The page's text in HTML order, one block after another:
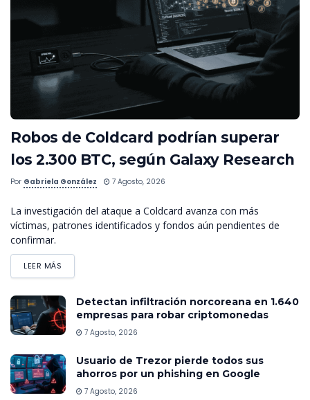
Robos de Coldcard podrían superar
los 2.300 BTC, según Galaxy Research
Por Gabriela González 7 Agosto, 2026
La investigación del ataque a Coldcard avanza con más
víctimas, patrones identificados y fondos aún pendientes de
confirmar.
LEER MÁS
Detectan infiltración norcoreana en 1.640
empresas para robar criptomonedas
7 Agosto, 2026
Usuario de Trezor pierde todos sus
ahorros por un phishing en Google
7 Agosto, 2026